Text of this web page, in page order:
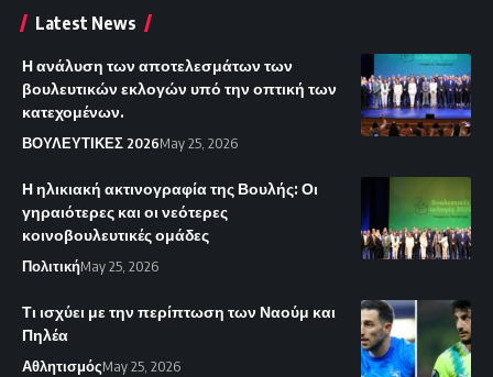
Latest News
Η ανάλυση των αποτελεσμάτων των
βουλευτικών εκλογών υπό την οπτική των
κατεχομένων.
ΒΟΥΛΕΥΤΙΚΕΣ 2026May 25, 2026
Η ηλικιακή ακτινογραφία της Βουλής: Οι
γηραιότερες και οι νεότερες
κοινοβουλευτικές ομάδες
ΠολιτικήMay 25, 2026
Τι ισχύει με την περίπτωση των Ναούμ και
Πηλέα
ΑθλητισμόςMay 25, 2026